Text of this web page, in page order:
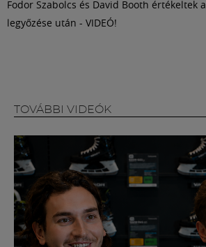
Fodor Szabolcs és David Booth értékeltek
legyőzése után - VIDEÓ!
TOVÁBBI VIDEÓK
Shop
Múzeum
English